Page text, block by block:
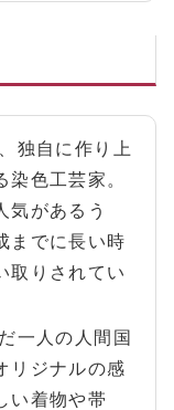
独自に作り上
色工芸家。
気があるう
までに長い時
取りされてい
一人の人間国
リジナルの感
い着物や帯